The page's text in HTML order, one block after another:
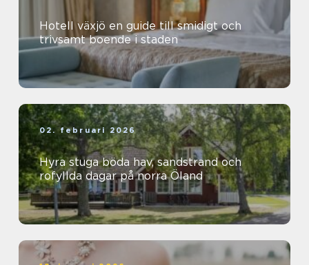
Hotell växjö en guide till smidigt och
trivsamt boende i staden
02. februari 2026
Hyra stuga böda hav, sandstrand och
rofyllda dagar på norra Öland